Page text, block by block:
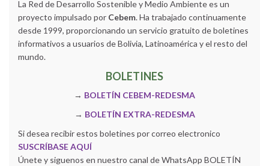
La Red de Desarrollo Sostenible y Medio Ambiente es un
proyecto impulsado por Cebem. Ha trabajado continuamente
desde 1999, proporcionando un servicio gratuito de boletines
informativos a usuarios de Bolivia, Latinoamérica y el resto del
mundo.
BOLETINES
→ BOLETÍN CEBEM-REDESMA
→ BOLETÍN EXTRA-REDESMA
Si desea recibir estos boletines por correo electronico
SUSCRÍBASE AQUÍ
Únete y siguenos en nuestro canal de WhatsApp BOLETÍN